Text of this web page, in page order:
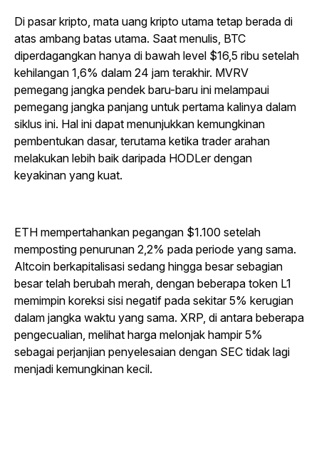
Di pasar kripto, mata uang kripto utama tetap berada di
atas ambang batas utama. Saat menulis, BTC
diperdagangkan hanya di bawah level $16,5 ribu setelah
kehilangan 1,6% dalam 24 jam terakhir. MVRV
pemegang jangka pendek baru-baru ini melampaui
pemegang jangka panjang untuk pertama kalinya dalam
siklus ini. Hal ini dapat menunjukkan kemungkinan
pembentukan dasar, terutama ketika trader arahan
melakukan lebih baik daripada HODLer dengan
keyakinan yang kuat.
ETH mempertahankan pegangan $1.100 setelah
memposting penurunan 2,2% pada periode yang sama.
Altcoin berkapitalisasi sedang hingga besar sebagian
besar telah berubah merah, dengan beberapa token L1
memimpin koreksi sisi negatif pada sekitar 5% kerugian
dalam jangka waktu yang sama. XRP, di antara beberapa
pengecualian, melihat harga melonjak hampir 5%
sebagai perjanjian penyelesaian dengan SEC tidak lagi
menjadi kemungkinan kecil.